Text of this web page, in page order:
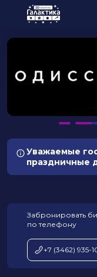
Уважаемые
праздничные
Забронировать
по телефону
+7 (3462) 935-